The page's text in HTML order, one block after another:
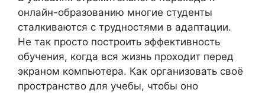
онлайн-образованию многие студенты
сталкиваются с трудностями в адаптации.
Не так просто построить эффективность
обучения, когда вся жизнь проходит перед
экраном компьютера. Как организовать своё
пространство для учебы, чтобы оно